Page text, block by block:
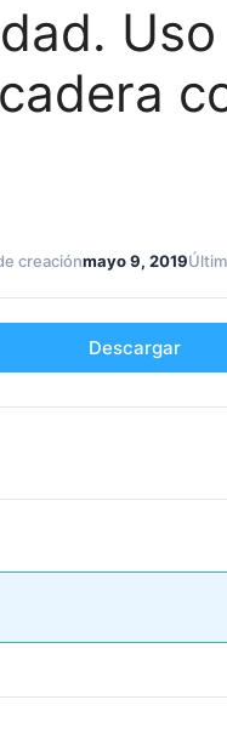
creaciónmayo 9, 2019
Descargar